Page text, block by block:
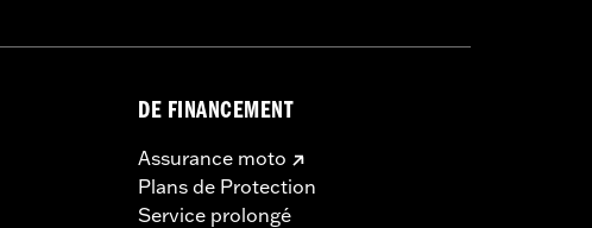
DE FINANCEMENT
Assurance moto
Plans de Protection
Service prolongé